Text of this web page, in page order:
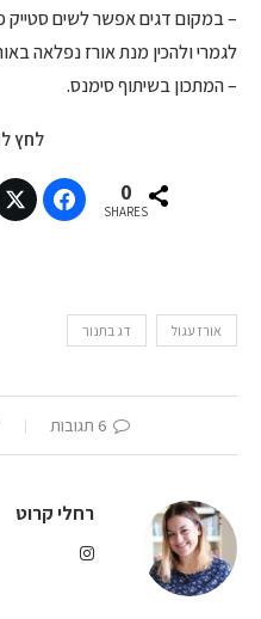
– במקום דגים אפשר לשים סטייק
לגמרי ולהכין מנת אורז נפלאה
– המתכון בשיתוף סימנס.
לחץ
0
SHARES
אורז עגול דג בתנור
6 תגובות
רחלי קרוט